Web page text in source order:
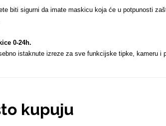
biti sigurni da imate maskicu koja će u potpunosti
0-24h.
istaknute izreze za sve funkcijske tipke, kameru i
kupuju